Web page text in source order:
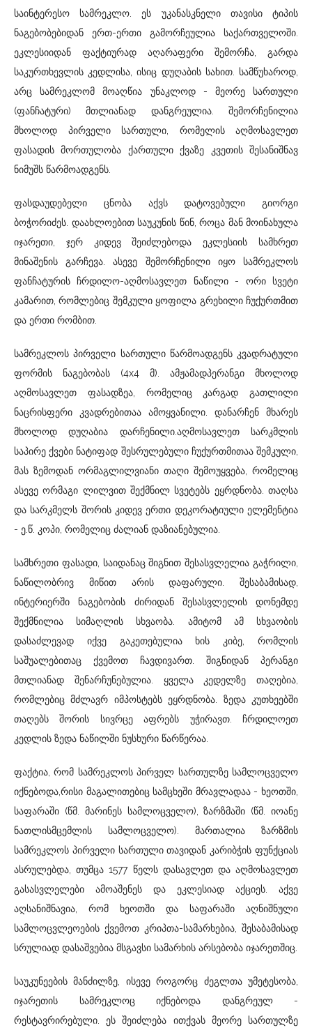
საინტერესო სამრეკლო. ეს უკანასკნელი თავისი ტიპის
ნაგებობებიდან ერთ-ერთი გამორჩეულია საქართველოში.
ეკლესიიდან ფაქტიურად აღარაფერი შემორჩა, გარდა
საკურთხევლის კედლისა, ისიც დუღაბის სახით. სამწუხაროდ,
არც სამრეკლომ მოაღწია უნაკლოდ - მეორე სართული
(ფანჩატური) მთლიანად დანგრეულია. შემორჩენილია
მხოლოდ პირველი სართული, რომელის აღმოსავლეთ
ფასადის მორთულობა ქართული ქვაზე კვეთის შესანიშნავ
ნიმუშს წარმოადგენს.
ფასდაუდებელი ცნობა აქვს დატოვებული გიორგი
ბოჭორიძეს. დაახლოებით საუკუნის წინ, როცა მან მოინახულა
იჯარეთი, ჯერ კიდევ შეიძლებოდა ეკლესიის სამხრეთ
მინაშენის გარჩევა. ასევე შემორჩენილი იყო სამრეკლოს
ფანჩატურის ჩრდილო-აღმოსავლეთ ნაწილი - ორი სვეტი
კამარით, რომლებიც შემკული ყოფილა გრეხილი ჩუქურთმით
და ერთი რომბით.
სამრეკლოს პირველი სართული წარმოადგენს კვადრატული
ფორმის ნაგებობას (4x4 მ). ამჟამადპერანგი მხოლოდ
აღმოსავლეთ ფასადზეა, რომელიც კარგად გათლილი
ნაცრისფერი კვადრებითაა ამოყვანილი. დანარჩენ მხარეს
მხოლოდ დუღაბია დარჩენილი.აღმოსავლეთ სარკმლის
საპირე ქვები ნატიფად შესრულებული ჩუქურთმითაა შემკული,
მას ზემოდან ორმაგლილვიანი თაღი შემოუყვება, რომელიც
ასევე ორმაგი ლილვით შექმნილ სვეტებს ეყრდნობა. თაღსა
და სარკმელს შორის კიდევ ერთი დეკორატიული ელემენტია
- ე.წ. კოპი, რომელიც ძალიან დაზიანებულია.
სამხრეთი ფასადი, საიდანაც შიგნით შესასვლელია გაჭრილი,
ნაწილობრივ მიწით არის დაფარული. შესაბამისად,
ინტერიერში ნაგებობის ძირიდან შესასვლელის დონემდე
შექმნილია სიმაღლის სხვაობა. ამიტომ ამ სხვაობის
დასაძლევად იქვე გაკეთებულია ხის კიბე, რომლის
საშუალებითაც ქვემოთ ჩავდივართ. შიგნიდან პერანგი
მთლიანად შენარჩუნებულია. ყველა კედელზე თაღებია,
რომლებიც მძლავრ იმპოსტებს ეყრდნობა. ზედა კუთხეებში
თაღებს შორის სივრცე აფრებს უჭირავთ. ჩრდილოეთ
კედლის ზედა ნაწილში ნუსხური წარწერაა.
ფაქტია, რომ სამრეკლოს პირველ სართულზე სამლოცველო
იქნებოდა,რისი მაგალითებიც სამცხეში მრავლადაა - ხეოთში,
საფარაში (წმ. მარინეს სამლოცველო), ზარზმაში (წმ. იოანე
ნათლისმცემლის სამლოცველო). მართალია ზარზმის
სამრეკლოს პირველი სართული თავიდან კარიბჭის ფუნქციას
ასრულებდა, თუმცა 1577 წელს დასავლეთ და აღმოსავლეთ
გასასვლელები ამოაშენეს და ეკლესიად აქციეს. აქვე
აღსანიშნავია, რომ ხეოთში და საფარაში აღნიშნული
სამლოცვლეოების ქვემოთ კრიპთა-სამარხებია, შესაბამისად
სრულიად დასაშვებია მსგავსი სამარხის არსებობა იჯარეთშიც.
საუკუნეების მანძილზე, ისევე როგორც ძეგლთა უმეტესობა,
იჯარეთის სამრეკლოც იქნებოდა დანგრეულ -
რესტავრირებული. ეს შეიძლება ითქვას მეორე სართულზე